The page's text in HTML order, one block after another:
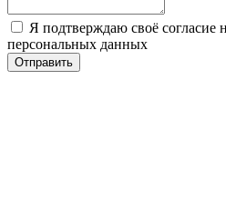
Я подтверждаю своё согласие
персональных данных
Отправить